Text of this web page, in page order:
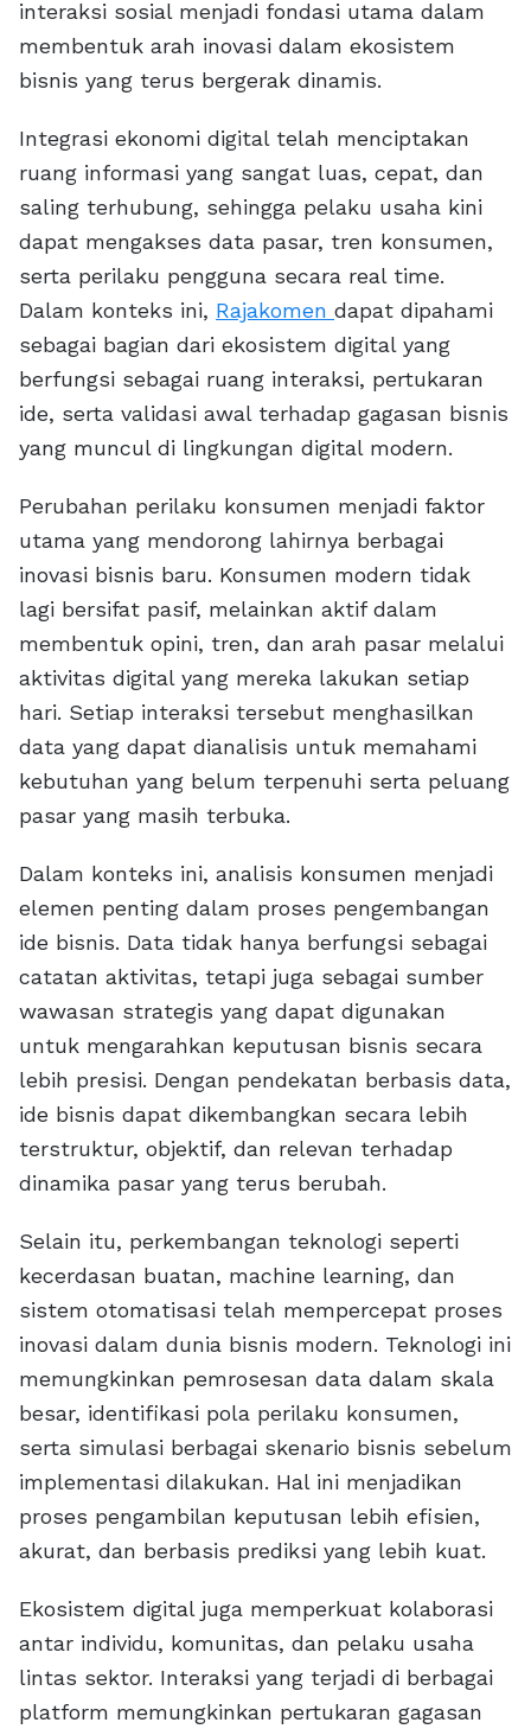
interaksi sosial menjadi fondasi utama dalam
membentuk arah inovasi dalam ekosistem
bisnis yang terus bergerak dinamis.
Integrasi ekonomi digital telah menciptakan
ruang informasi yang sangat luas, cepat, dan
saling terhubung, sehingga pelaku usaha kini
dapat mengakses data pasar, tren konsumen,
serta perilaku pengguna secara real time.
Dalam konteks ini, Rajakomen dapat dipahami
sebagai bagian dari ekosistem digital yang
berfungsi sebagai ruang interaksi, pertukaran
ide, serta validasi awal terhadap gagasan bisnis
yang muncul di lingkungan digital modern.
Perubahan perilaku konsumen menjadi faktor
utama yang mendorong lahirnya berbagai
inovasi bisnis baru. Konsumen modern tidak
lagi bersifat pasif, melainkan aktif dalam
membentuk opini, tren, dan arah pasar melalui
aktivitas digital yang mereka lakukan setiap
hari. Setiap interaksi tersebut menghasilkan
data yang dapat dianalisis untuk memahami
kebutuhan yang belum terpenuhi serta peluang
pasar yang masih terbuka.
Dalam konteks ini, analisis konsumen menjadi
elemen penting dalam proses pengembangan
ide bisnis. Data tidak hanya berfungsi sebagai
catatan aktivitas, tetapi juga sebagai sumber
wawasan strategis yang dapat digunakan
untuk mengarahkan keputusan bisnis secara
lebih presisi. Dengan pendekatan berbasis data,
ide bisnis dapat dikembangkan secara lebih
terstruktur, objektif, dan relevan terhadap
dinamika pasar yang terus berubah.
Selain itu, perkembangan teknologi seperti
kecerdasan buatan, machine learning, dan
sistem otomatisasi telah mempercepat proses
inovasi dalam dunia bisnis modern. Teknologi ini
memungkinkan pemrosesan data dalam skala
besar, identifikasi pola perilaku konsumen,
serta simulasi berbagai skenario bisnis sebelum
implementasi dilakukan. Hal ini menjadikan
proses pengambilan keputusan lebih efisien,
akurat, dan berbasis prediksi yang lebih kuat.
Ekosistem digital juga memperkuat kolaborasi
antar individu, komunitas, dan pelaku usaha
lintas sektor. Interaksi yang terjadi di berbagai
platform memungkinkan pertukaran gagasan